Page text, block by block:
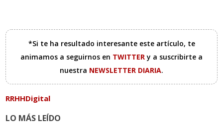
*Si te ha resultado interesante este artículo, te
animamos a seguirnos en TWITTERy a suscribirte a
nuestra NEWSLETTER DIARIA.
RRHHDigital
LO MÁS LEÍDO